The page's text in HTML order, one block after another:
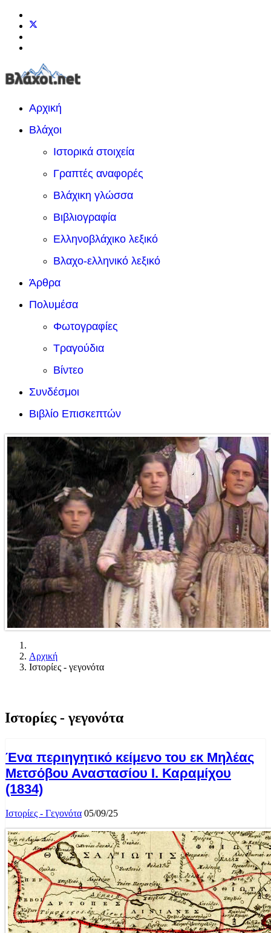
Αρχική
Βλάχοι
Ιστορικά στοιχεία
Γραπτές αναφορές
Βλάχικη γλώσσα
Βιβλιογραφία
Ελληνοβλάχικο λεξικό
Βλαχο-ελληνικό λεξικό
Άρθρα
Πολυμέσα
Φωτογραφίες
Τραγούδια
Βίντεο
Συνδέσμοι
Βιβλίο Επισκεπτών
Αρχική
Ιστορίες - γεγονότα
Ιστορίες - γεγονότα
Ένα περιηγητικό κείμενο του εκ Μηλέας
Μετσόβου Αναστασίου Ι. Καραμίχου
(1834)
Ιστορίες - Γεγονότα 05/09/25